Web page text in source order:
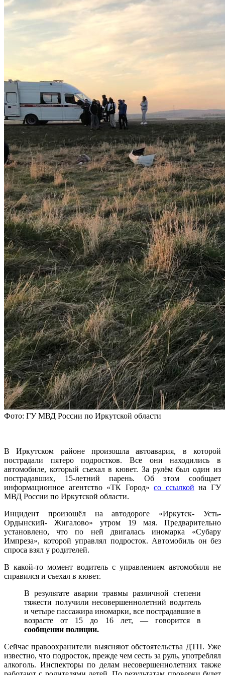
Фото: ГУ МВД России по Иркутской области
В Иркутском районе произошла автоавария, в которой
пострадали пятеро подростков. Все они находились в
автомобиле, который съехал в кювет. За рулём был один из
пострадавших, 15-летний парень. Об этом сообщает
информационное агентство «ТК Город»со ссылкой на ГУ
МВД России по Иркутской области.
Инцидент произошёл на автодороге «Иркутск- Усть-
Ордынский- Жигалово» утром 19 мая. Предварительно
установлено, что по ней двигалась иномарка «Субару
Импреза», которой управлял подросток. Автомобиль он без
спроса взял у родителей.
В какой-то момент водитель с управлением автомобиля не
справился и съехал в кювет.
В результате аварии травмы различной степени
тяжести получили несовершеннолетний водитель
и четыре пассажира иномарки, все пострадавшие в
возрасте от 15 до 16 лет, — говорится в
сообщении полиции.
Сейчас правоохранители выясняют обстоятельства ДТП. Уже
известно, что подросток, прежде чем сесть за руль, употреблял
алкоголь. Инспекторы по делам несовершеннолетних также